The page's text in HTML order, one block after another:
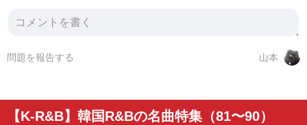
山本
問題を報告する
【K-R&B】韓国R&Bの名曲特集（81〜90）